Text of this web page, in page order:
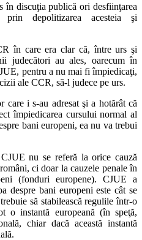
în discuţia publică ori desfiinţarea
depolitizarea acesteia şi
în care era clar că, între urs şi
judecători au ales, oarecum în
pentru a nu mai fi împiedicaţi,
ale CCR, să-l judece pe urs.
care i s-au adresat şi a hotărât că
împiedicarea cursului normal al
bani europeni, ea nu va trebui
nu se referă la orice cauză
ci doar la cauzele penale în
(fonduri europene). CJUE a
despre bani europeni este cât se
să stabilească regulile într-o
o instantă europeană (în speţă,
chiar dacă această instantă